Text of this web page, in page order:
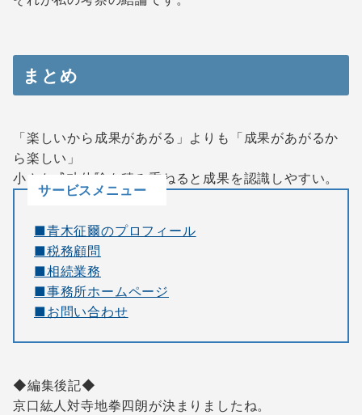
まとめ
「楽しいから成果があがる」よりも「成果があがるか
ら楽しい」
小さな成功体験を積み重ねると成果を認識しやすい。
サービスメニュー
■青木征爾のプロフィール
■税務顧問
■相続業務
■事務所ホームページ
■お問い合わせ
◆編集後記◆
京口紘人対寺地拳四朗が決まりましたね。